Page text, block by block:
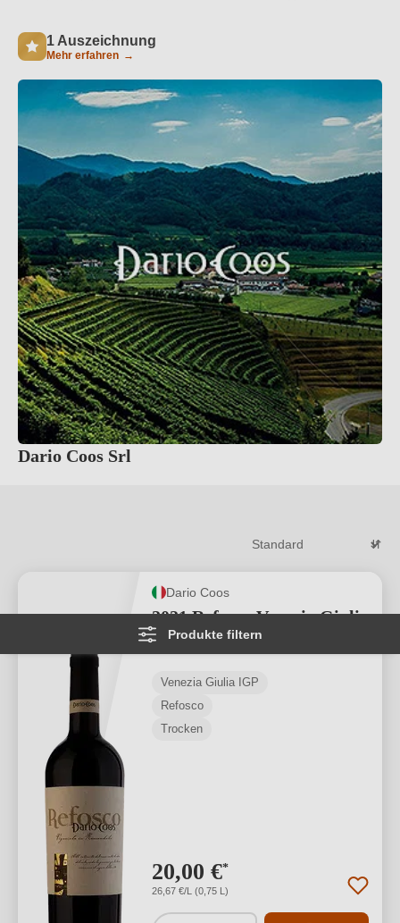
und feine Weißweine, die vor italienischer Qualität nur so
traditionsreicher Vinifizierungstechniken nicht verzichtet
wird.Weiterlesen→
1 Auszeichnung
Mehr erfahren →
Dario Coos Srl
Produkte filtern
Dario Coos
2021 Refosco Venezia Giulia
IGP
Venezia Giulia IGP
Refosco
Trocken
20,00 €*
26,67 €/L (0,75 L)